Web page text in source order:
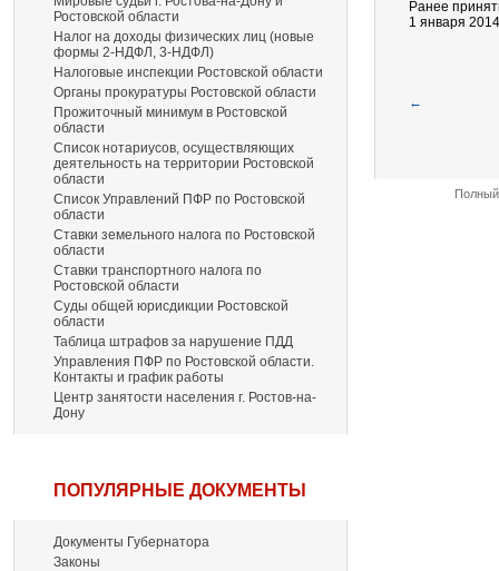
Ростовской области
Налог на доходы физических лиц (новые
формы 2-НДФЛ, 3-НДФЛ)
Налоговые инспекции Ростовской области
Органы прокуратуры Ростовской области
Прожиточный минимум в Ростовской
области
Список нотариусов, осуществляющих
деятельность на территории Ростовской
области
Список Управлений ПФР по Ростовской
области
Ставки земельного налога по Ростовской
области
Ставки транспортного налога по
Ростовской области
Суды общей юрисдикции Ростовской
области
Таблица штрафов за нарушение ПДД
Управления ПФР по Ростовской области.
Контакты и график работы
Центр занятости населения г. Ростов-на-
Дону
ПОПУЛЯРНЫЕ ДОКУМЕНТЫ
Документы Губернатора
Законы
Ранее
1 января
←